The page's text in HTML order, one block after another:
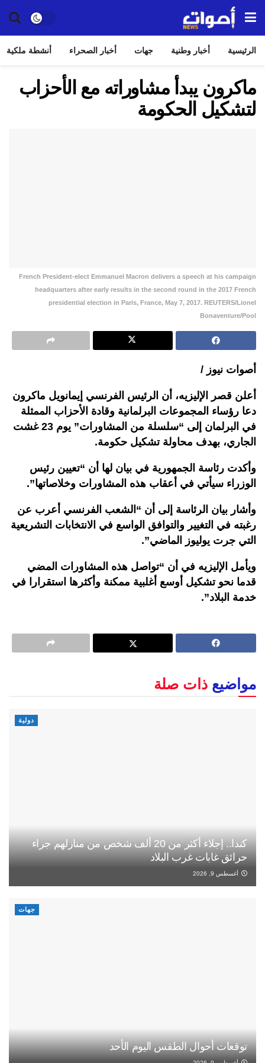
الرئيسية أخبار وطنية جهات أخبار الصحراء أنشطة ملكية
ماكرون يبدأ مشاوراته مع الأحزاب
لتشكيل الحكومة
French President-elect Emmanuel Macron delivers a speech at his campaign
headquarters after early results in the second round in the 2017 French
presidential election in Paris, France, May 7, 2017. REUTERS/Lionel
Bonaventure/Pool
أصوات نيوز /
أعلن قصر الإليزيه، أن الرئيس الفرنسي إيمانويل ماكرون
دعا رؤساء المجموعات البرلمانية وقادة الأحزاب الممثلة
في البرلمان إلى “سلسلة من المشاورات” يوم 23 غشت
الجاري، بهدف محاولة تشكيل حكومة.
وأكدت رئاسة الجمهورية في بيان لها أن “تعيين رئيس
الوزراء سيأتي في أعقاب هذه المشاورات وخلاصاتها”.
وأشار بيان الرئاسة إلى أن “الشعب الفرنسي أعرب عن
رغبته في التغيير والتوافق الواسع في الانتخابات التشريعية
التي جرت يوليوز الماضي”.
ويأمل الإليزيه في أن “تواصل هذه المشاورات المضي
قدما نحو تشكيل أوسع أغلبية ممكنة وأكثرها استقرارا في
خدمة البلاد”.
مواضيع ذات صلة
دولية
كندا.. إجلاء أكثر من 20 ألف شخص من منازلهم جراء
حرائق غابات غرب البلاد
أغسطس 9, 2026
جهات
توقعات أحوال الطقس اليوم الأحد